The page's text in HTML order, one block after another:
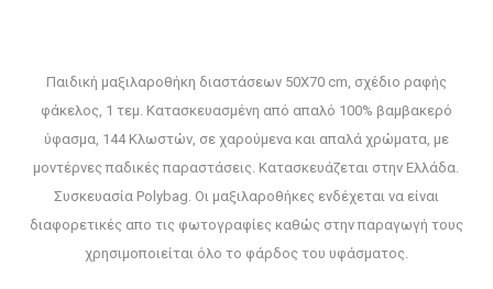
Παιδική μαξιλαροθήκη διαστάσεων 50Χ70 cm, σχέδιο ραφής
φάκελος, 1 τεμ. Κατασκευασμένη από απαλό 100% βαμβακερό
ύφασμα, 144 Κλωστών, σε χαρούμενα και απαλά χρώματα, με
μοντέρνες παδικές παραστάσεις. Κατασκευάζεται στην Ελλάδα.
Συσκευασία Polybag. Οι μαξιλαροθήκες ενδέχεται να είναι
διαφορετικές απο τις φωτογραφίες καθώς στην παραγωγή τους
χρησιμοποιείται όλο το φάρδος του υφάσματος.